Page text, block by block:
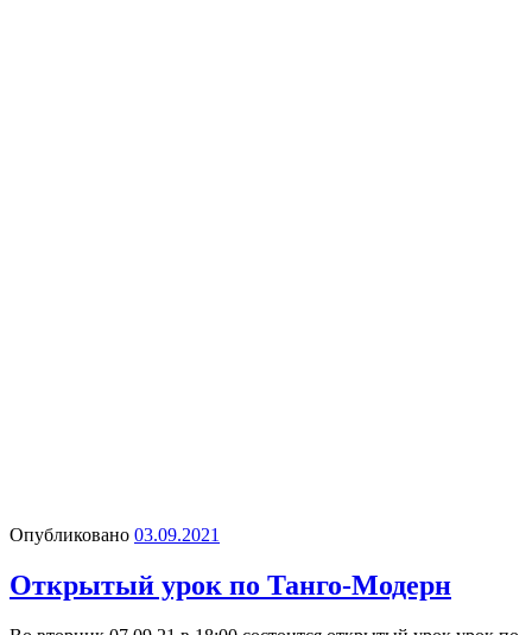
Опубликовано 03.09.2021
Открытый урок по Танго-Модерн